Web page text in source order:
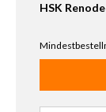
HSK